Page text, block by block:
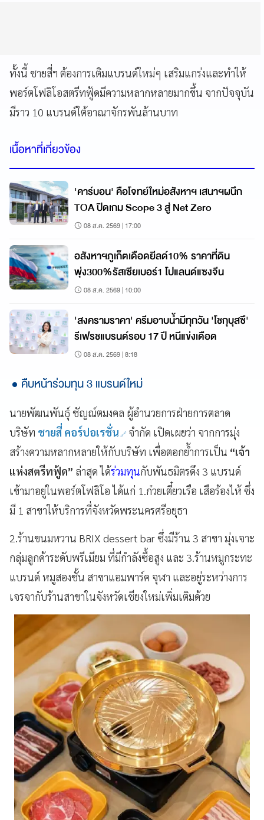
ทั้งนี้ ชายสี่ฯ ต้องการเติมแบรนด์ใหม่ๆ เสริมแกร่งและทำให้
พอร์ตโฟลิโอสตรีทฟู้ดมีความหลากหลายมากขึ้น จากปัจจุบัน
มีราว 10 แบรนด์ใต้อาณาจักรพันล้านบาท
เนื้อหาที่เกี่ยวข้อง
'คาร์บอน' คือโจทย์ใหม่อสังหาฯ เสนาฯผนึก
TOA ปิดเกม Scope 3 สู่ Net Zero
08 ส.ค. 2569 | 17:00
อสังหาฯภูเก็ตเดือดยีลด์10% ราคาที่ดิน
พุ่ง300%รัสเซียเบอร์1 โปแลนด์แซงจีน
08 ส.ค. 2569 | 10:00
'สงครามราคา' ครีมอาบน้ำมีทุกวัน 'โชกุบุสซึ'
รีเฟรชแบรนด์รอบ 17 ปี หนีแข่งเดือด
08 ส.ค. 2569 | 8:18
คืบหน้าร่วมทุน 3 แบรนด์ใหม่
นายพัฒนพันธุ์ ชัญณ์ตมงคล ผู้อำนวยการฝ่ายการตลาด
บริษัท ชายสี่ คอร์ปอเรชั่น จำกัด เปิดเผยว่า จากการมุ่ง
สร้างความหลากหลายให้กับบริษัท เพื่อตอกย้ำการเป็น “เจ้า
แห่งสตรีทฟู้ด” ล่าสุด ได้ร่วมทุนกับพันธมิตรดึง 3 แบรนด์
เข้ามาอยู่ในพอร์ตโฟลิโอ ได้แก่ 1.ก๋วยเตี๋ยวเรือ เสือร้องไห้ ซึ่ง
มี 1 สาขาให้บริการที่จังหวัดพระนครศรีอยุธา
2.ร้านขนมหวาน BRIX dessert bar ซึ่งมีร้าน 3 สาขา มุ่งเจาะ
กลุ่มลูกค้าระดับพรีเมียม ที่มีกำลังซื้อสูง และ 3.ร้านหมูกระทะ
แบรนด์ หมูสองชั้น สาขาแอมพาร์ค จุฬา และอยู่ระหว่างการ
เจรจากับร้านสาขาในจังหวัดเชียงใหม่เพิ่มเติมด้วย